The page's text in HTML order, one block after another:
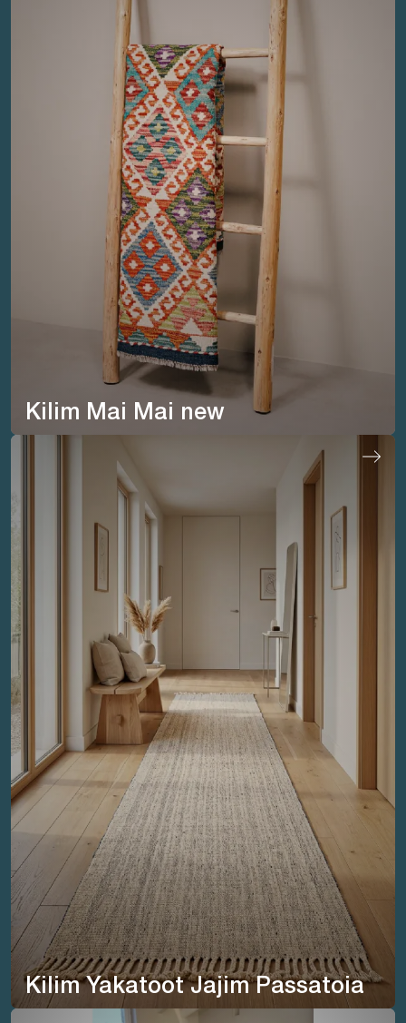
Kilim Mai Mai new
Kilim Yakatoot Jajim Passatoia